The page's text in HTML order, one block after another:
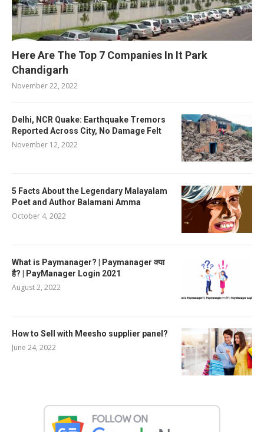
Here Are The Top 7 Companies In It Park
Chandigarh
November 22, 2022
Delhi, NCR Quake: Earthquake Tremors
Reported Across City, No Damage Felt
November 12, 2022
5 Facts About the Legendary Malayalam
Poet and Author Balamani Amma
October 4, 2022
What is Paymanager? | Paymanager क्या
है? | PayManager Login 2021
August 2, 2022
How to Sell with Meesho supplier panel?
June 24, 2022